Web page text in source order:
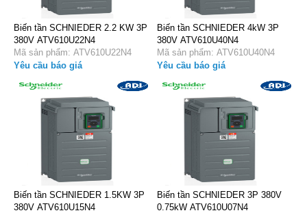
Biến tần SCHNIEDER 2.2 KW 3P
380V ATV610U22N4
Mã sản phẩm: ATV610U22N4
Yêu cầu báo giá
Biến tần SCHNIEDER 4kW 3P
380V ATV610U40N4
Mã sản phẩm: ATV610U40N4
Yêu cầu báo giá
Biến tần SCHNIEDER 1.5KW 3P
380V ATV610U15N4
Biến tần SCHNIEDER 3P 380V
0.75kW ATV610U07N4